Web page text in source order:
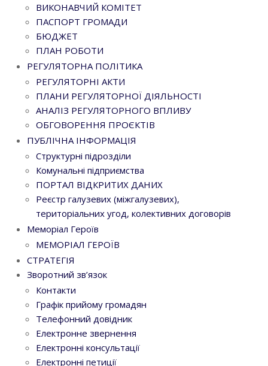
ВИКОНАВЧИЙ КОМІТЕТ
ПАСПОРТ ГРОМАДИ
БЮДЖЕТ
ПЛАН РОБОТИ
РЕГУЛЯТОРНА ПОЛІТИКА
РЕГУЛЯТОРНІ АКТИ
ПЛАНИ РЕГУЛЯТОРНОЇ ДІЯЛЬНОСТІ
АНАЛІЗ РЕГУЛЯТОРНОГО ВПЛИВУ
ОБГОВОРЕННЯ ПРОЄКТІВ
ПУБЛІЧНА ІНФОРМАЦІЯ
Структурні підрозділи
Комунальні підприємства
ПОРТАЛ ВІДКРИТИХ ДАНИХ
Реєстр галузевих (міжгалузевих),
територіальних угод, колективних договорів
Меморіал Героїв
МЕМОРІАЛ ГЕРОЇВ
СТРАТЕГІЯ
Зворотний зв’язок
Контакти
Графік прийому громадян
Телефонний довідник
Електронне звернення
Електронні консультації
Електронні петиції